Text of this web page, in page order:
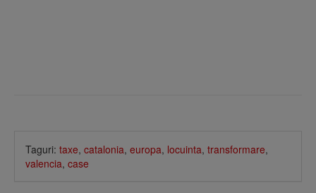
Taguri: taxe, catalonia, europa, locuinta, transformare,
valencia, case